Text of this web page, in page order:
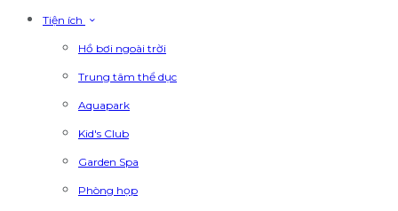
Tiện ích
Hồ bơi ngoài trời
Trung tâm thể dục
Aquapark
Kid's Club
Garden Spa
Phòng họp